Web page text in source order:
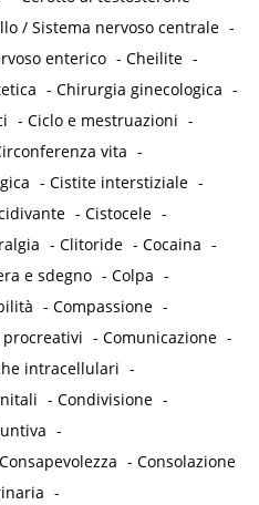
/ Sistema nervoso centrale -
enterico -Cheilite -
-Chirurgia ginecologica -
-Ciclo e mestruazioni -
vita -
-Cistite interstiziale -
-Cistocele -
-Clitoride -Cocaina -
e sdegno -Colpa -
-Compassione -
-Comunicazione -
intracellulari -
-Condivisione -
-
Consapevolezza -Consolazione
-